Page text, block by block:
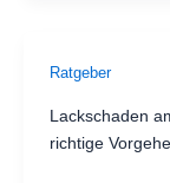
Ratgeber
Lackschaden
richtige